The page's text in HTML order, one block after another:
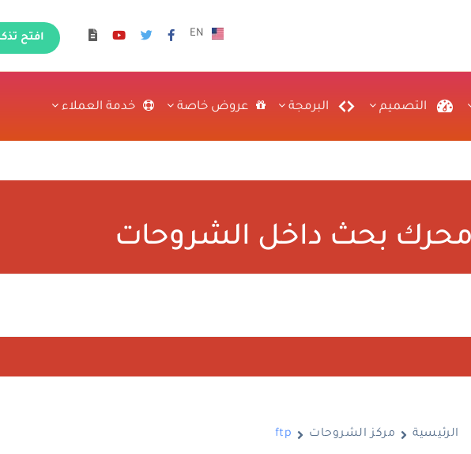
EN افتح
التصميم البرمجة عروض خاصة خدمة العملاء
بحث داخل الشروحات
الرئيسية مركز الشروحات ftp